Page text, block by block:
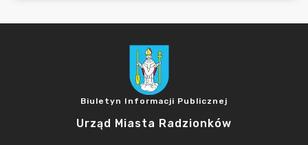
Biuletyn Informacji Publicznej
Urząd Miasta Radzionków